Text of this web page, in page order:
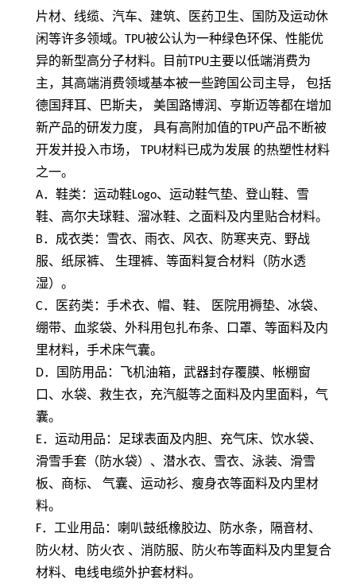
片材、线缆、汽车、建筑、医药卫生、国防及运动休
闲等许多领域。 TPU被公认为一种绿色环保、性能优
异的新型高分子材料。目前TPU主要以低端消费为
主，其高端消费领域基本被一些跨国公司主导， 包括
德国拜耳、巴斯夫， 美国路博润、亨斯迈等都在增加
新产品的研发力度， 具有高附加值的TPU产品不断被
开发并投入市场， TPU材料已成为发展 的热塑性材料
之一。
A．鞋类：运动鞋Logo、运动鞋气垫、登山鞋、雪
鞋、高尔夫球鞋、溜冰鞋、之面料及内里贴合材料。
B．成衣类：雪衣、雨衣、风衣、防寒夹克、野战
服、纸尿裤、 生理裤、等面料复合材料（防水透
湿）。
C．医药类：手术衣、帽、鞋、 医院用褥垫、冰袋、
绷带、血浆袋、外科用包扎布条、口罩、等面料及内
里材料，手术床气囊。
D．国防用品：飞机油箱，武器封存覆膜、帐棚窗
口、水袋、救生衣，充汽艇等之面料及内里面料，气
囊。
E．运动用品：足球表面及内胆、充气床、饮水袋、
滑雪手套（防水袋）、潜水衣、雪衣、泳装、滑雪
板、商标、 气囊、运动衫、瘦身衣等面料及内里材
料。
F．工业用品：喇叭鼓纸橡胶边、防水条，隔音材、
防火材、防火衣 、消防服、防火布等面料及内里复合
材料、电线电缆外护套材料。